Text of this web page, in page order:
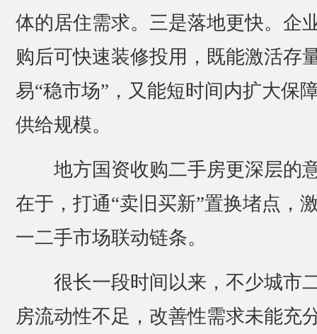
体的居住需求。三是落地更快。企
购后可快速装修投用，既能激活存
易“稳市场”，又能短时间内扩大保
供给规模。
地方国资收购二手房更深层的
在于，打通“卖旧买新”置换堵点，
一二手市场联动链条。
很长一段时间以来，不少城市
房流动性不足，改善性需求未能充